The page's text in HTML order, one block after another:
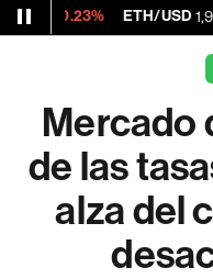
ETH/USD 1,913.445 -
Mercado
de las
alza del